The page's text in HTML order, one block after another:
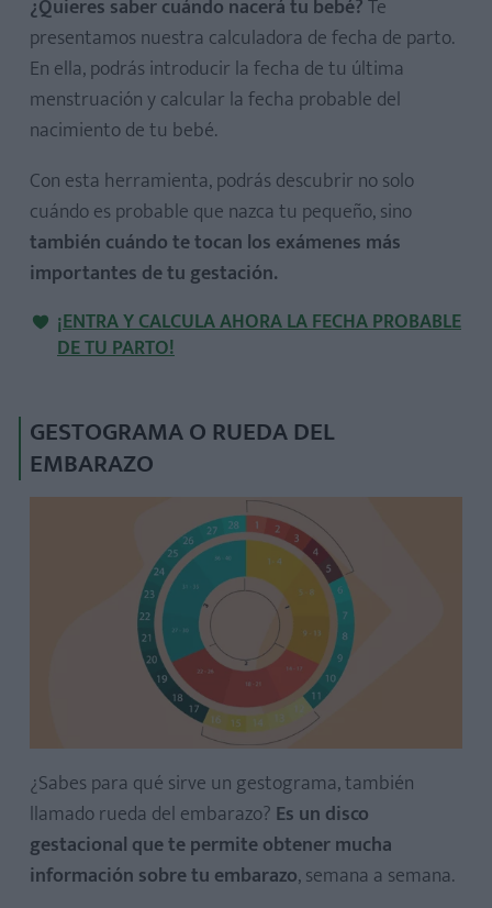
¿Quieres saber cuándo nacerá tu bebé?Te
presentamos nuestra calculadora de fecha de parto.
En ella, podrás introducir la fecha de tu última
menstruación y calcular la fecha probable del
nacimiento de tu bebé.
Con esta herramienta, podrás descubrir no solo
cuándo es probable que nazca tu pequeño, sino
también cuándo te tocan los exámenes más
importantes de tu gestación.
¡ENTRA Y CALCULA AHORA LA FECHA PROBABLE
DE TU PARTO!
GESTOGRAMA O RUEDA DEL
EMBARAZO
¿Sabes para qué sirve un gestograma, también
llamado rueda del embarazo? Es un disco
gestacional que te permite obtener mucha
información sobre tu embarazo, semana a semana.